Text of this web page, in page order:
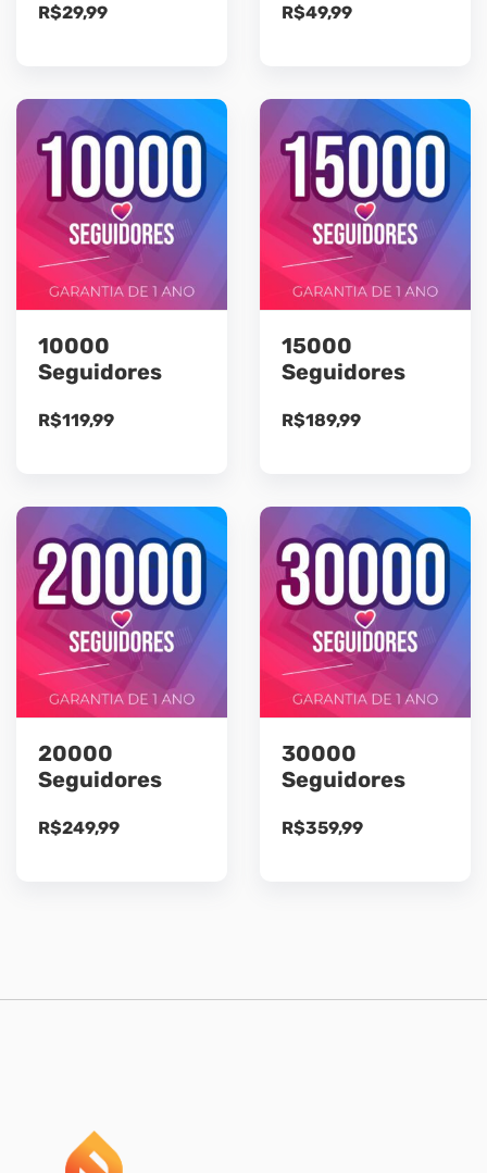
R$29,99 R$49,99
10000
Seguidores
R$119,99
15000
Seguidores
R$189,99
20000
Seguidores
R$249,99
30000
Seguidores
R$359,99